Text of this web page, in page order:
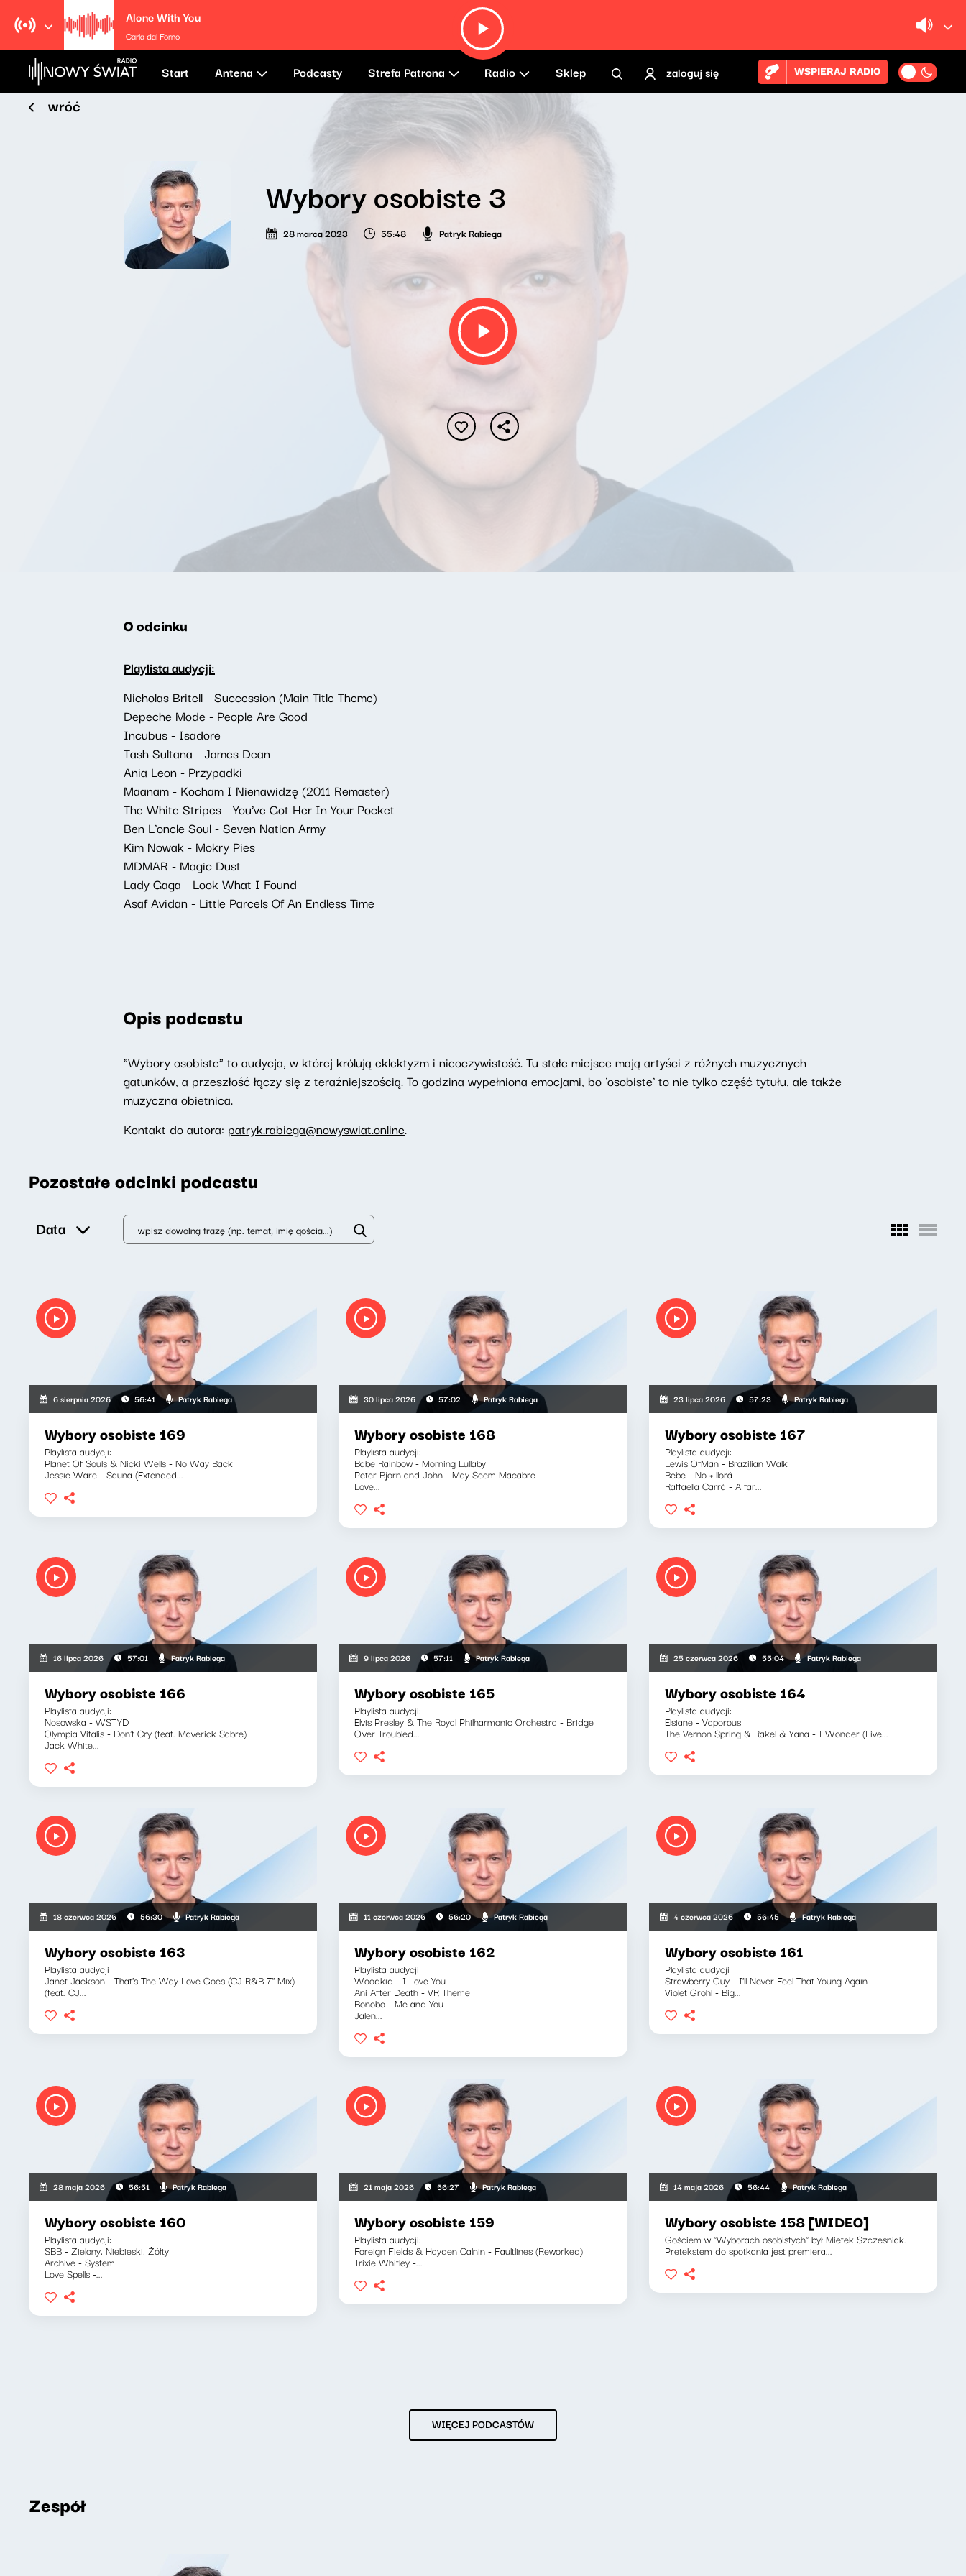
Alone With You
Carla dal Forno
Start Antena Podcasty Strefa Patrona Radio Sklep zaloguj się WSPIERAJ RADIO
wróć
Wybory osobiste 3
28 marca 2023 55:48 Patryk Rabiega
O odcinku
Playlista audycji:
Nicholas Britell - Succession (Main Title Theme)
Depeche Mode - People Are Good
Incubus - Isadore
Tash Sultana - James Dean
Ania Leon - Przypadki
Maanam - Kocham I Nienawidzę (2011 Remaster)
The White Stripes - You've Got Her In Your Pocket
Ben L'oncle Soul - Seven Nation Army
Kim Nowak - Mokry Pies
MDMAR - Magic Dust
Lady Gaga - Look What I Found
Asaf Avidan - Little Parcels Of An Endless Time
Opis podcastu
"Wybory osobiste" to audycja, w której królują eklektyzm i nieoczywistość. Tu stałe miejsce mają artyści z różnych muzycznych
gatunków, a przeszłość łączy się z teraźniejszością. To godzina wypełniona emocjami, bo 'osobiste' to nie tylko część tytułu, ale także
muzyczna obietnica.
Kontakt do autora: patryk.rabiega@nowyswiat.online.
Pozostałe odcinki podcastu
Data
6 sierpnia 2026 56:41 Patryk Rabiega
Wybory osobiste 169
Playlista audycji:
Planet Of Souls & Nicki Wells - No Way Back
Jessie Ware - Sauna (Extended...
30 lipca 2026 57:02 Patryk Rabiega
Wybory osobiste 168
Playlista audycji:
Babe Rainbow - Morning Lullaby
Peter Bjorn and John - May Seem Macabre
Love...
23 lipca 2026 57:23 Patryk Rabiega
Wybory osobiste 167
Playlista audycji:
Lewis OfMan - Brazilian Walk
Bebe - No + llorá
Raffaella Carrà - A far...
16 lipca 2026 57:01 Patryk Rabiega
Wybory osobiste 166
Playlista audycji:
Nosowska - WSTYD
Olympia Vitalis - Don't Cry (feat. Maverick Sabre)
Jack White...
9 lipca 2026 57:11 Patryk Rabiega
Wybory osobiste 165
Playlista audycji:
Elvis Presley & The Royal Philharmonic Orchestra - Bridge
Over Troubled...
25 czerwca 2026 55:04 Patryk Rabiega
Wybory osobiste 164
Playlista audycji:
Elsiane - Vaporous
The Vernon Spring & Rakel & Yana - I Wonder (Live...
18 czerwca 2026 56:30 Patryk Rabiega
Wybory osobiste 163
Playlista audycji:
Janet Jackson - That's The Way Love Goes (CJ R&B 7'' Mix)
(feat. CJ...
11 czerwca 2026 56:20 Patryk Rabiega
Wybory osobiste 162
Playlista audycji:
Woodkid - I Love You
Ani After Death - VR Theme
Bonobo - Me and You
Jalen...
4 czerwca 2026 56:45 Patryk Rabiega
Wybory osobiste 161
Playlista audycji:
Strawberry Guy - I'll Never Feel That Young Again
Violet Grohl - Big...
28 maja 2026 56:51 Patryk Rabiega
Wybory osobiste 160
Playlista audycji:
SBB - Zielony, Niebieski, Żółty
Archive - System
Love Spells -...
21 maja 2026 56:27 Patryk Rabiega
Wybory osobiste 159
Playlista audycji:
Foreign Fields & Hayden Calnin - Faultlines (Reworked)
Trixie Whitley -...
14 maja 2026 56:44 Patryk Rabiega
Wybory osobiste 158 [WIDEO]
Gościem w "Wyborach osobistych" był Mietek Szcześniak.
Pretekstem do spotkania jest premiera...
WIĘCEJ PODCASTÓW
Zespół